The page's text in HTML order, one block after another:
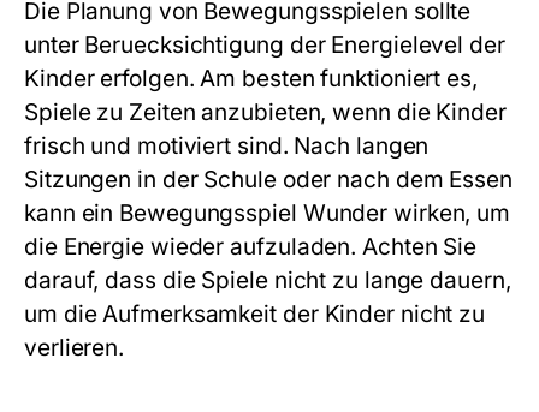
Die Planung von Bewegungsspielen sollte
unter Beruecksichtigung der Energielevel der
Kinder erfolgen. Am besten funktioniert es,
Spiele zu Zeiten anzubieten, wenn die Kinder
frisch und motiviert sind. Nach langen
Sitzungen in der Schule oder nach dem Essen
kann ein Bewegungsspiel Wunder wirken, um
die Energie wieder aufzuladen. Achten Sie
darauf, dass die Spiele nicht zu lange dauern,
um die Aufmerksamkeit der Kinder nicht zu
verlieren.